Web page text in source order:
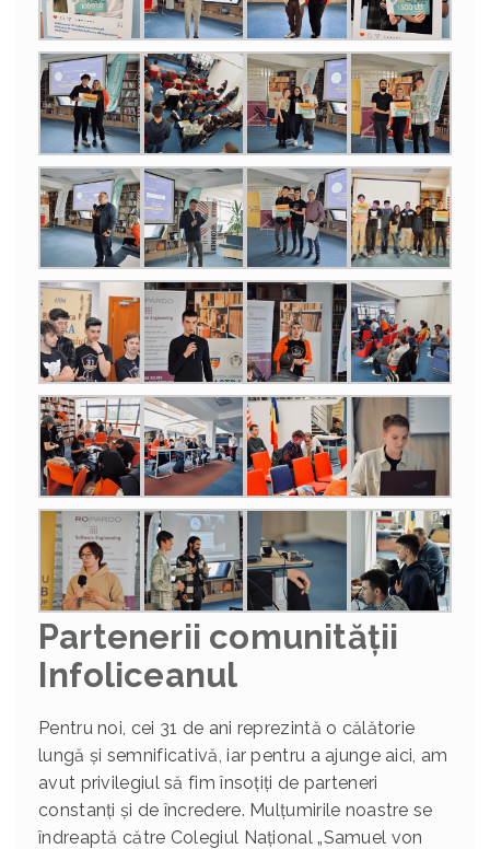
Partenerii comunității
Infoliceanul
Pentru noi, cei 31 de ani reprezintă o călătorie
lungă și semnificativă, iar pentru a ajunge aici, am
avut privilegiul să fim însoțiți de parteneri
constanți și de încredere. Mulțumirile noastre se
îndreaptă către Colegiul Național „Samuel von